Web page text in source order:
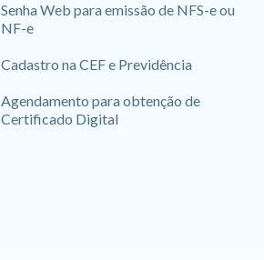
Senha Web para emissão de NFS-e ou
NF-e
Cadastro na CEF e Previdência
Agendamento para obtenção de
Certificado Digital